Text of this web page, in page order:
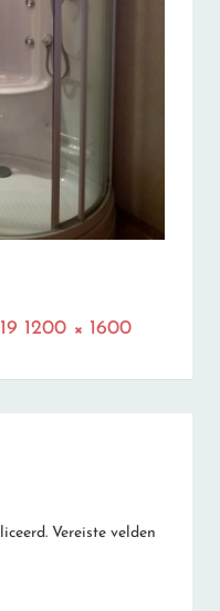
Full
1200 × 1600
Vereiste velden